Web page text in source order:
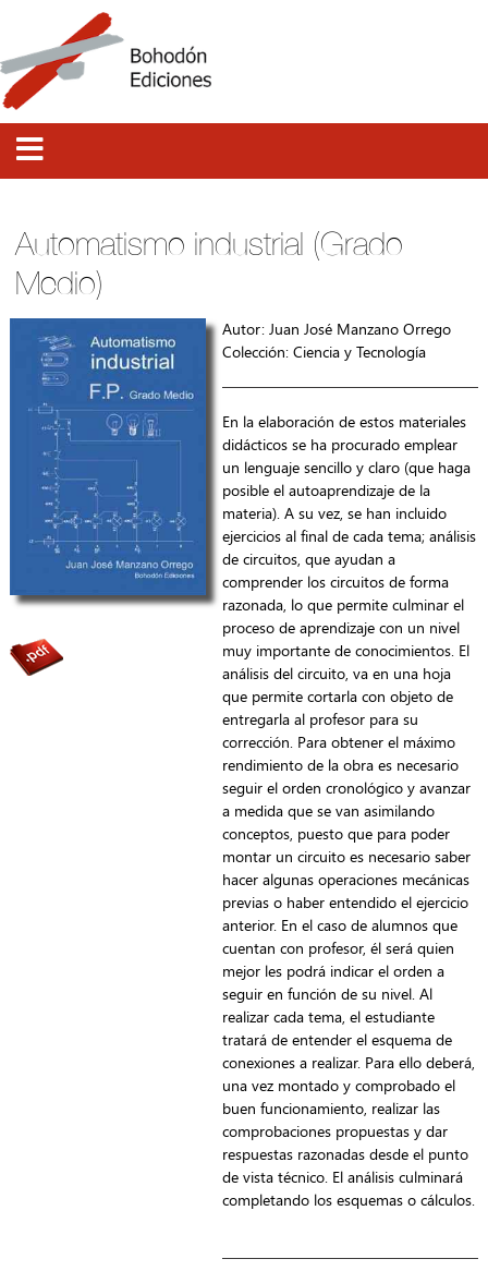
Automatismo industrial (Grado
Medio)
Autor: Juan José Manzano Orrego
Colección: Ciencia y Tecnología
En la elaboración de estos materiales
didácticos se ha procurado emplear
un lenguaje sencillo y claro (que haga
posible el autoaprendizaje de la
materia). A su vez, se han incluido
ejercicios al final de cada tema; análisis
de circuitos, que ayudan a
comprender los circuitos de forma
razonada, lo que permite culminar el
proceso de aprendizaje con un nivel
muy importante de conocimientos. El
análisis del circuito, va en una hoja
que permite cortarla con objeto de
entregarla al profesor para su
corrección. Para obtener el máximo
rendimiento de la obra es necesario
seguir el orden cronológico y avanzar
a medida que se van asimilando
conceptos, puesto que para poder
montar un circuito es necesario saber
hacer algunas operaciones mecánicas
previas o haber entendido el ejercicio
anterior. En el caso de alumnos que
cuentan con profesor, él será quien
mejor les podrá indicar el orden a
seguir en función de su nivel. Al
realizar cada tema, el estudiante
tratará de entender el esquema de
conexiones a realizar. Para ello deberá,
una vez montado y comprobado el
buen funcionamiento, realizar las
comprobaciones propuestas y dar
respuestas razonadas desde el punto
de vista técnico. El análisis culminará
completando los esquemas o cálculos.